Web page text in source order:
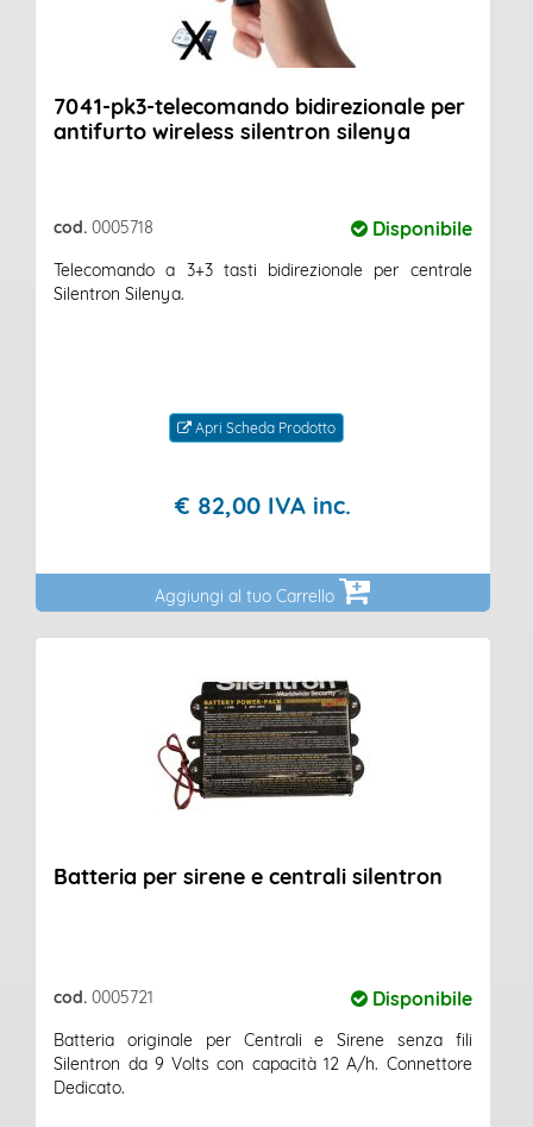
7041-pk3-telecomando bidirezionale per
antifurto wireless silentron silenya
cod.0005718 Disponibile
Telecomando a 3+3 tasti bidirezionale per centrale
Silentron Silenya.
Apri Scheda Prodotto
€ 82,00 IVA inc.
Aggiungi al tuo Carrello
Batteria per sirene e centrali silentron
cod.0005721 Disponibile
Batteria originale per Centrali e Sirene senza fili
Silentron da 9 Volts con capacità 12 A/h. Connettore
Dedicato.